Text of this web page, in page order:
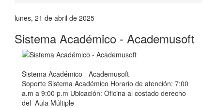
lunes, 21 de abril de 2025
Sistema Académico - Academusoft
Sistema Académico - Academusoft
Soporte Sistema Académico Horario de atención: 7:00
a.m a 9:00 p.m Ubicación: Oficina al costado derecho
del Aula Múltiple